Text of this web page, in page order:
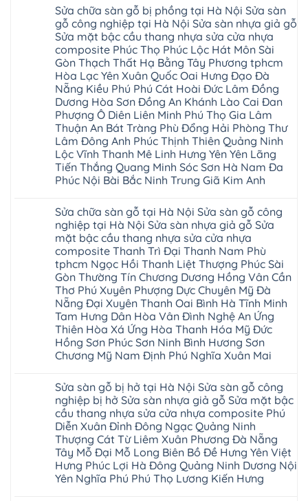
wood
đế
cao
su
IXPE
Hưng
Yên
Sài
Gòn
Ân
Thi
Hoàng
Mai
Mỹ
Hào
Tiên
Lữ
Từ
Liêm
Phù
Cừ
Thanh
Xuân
Kim
Động
Văn
Giang
Cầu
Giấy
Văn
Lâm
tphcm
Khoái
Châu
nhà
hà
nội
Ziccos
Flortex
Wilson
black
Hobi
wood
Glotex
Kosmos
Hobi
wood
Charm
wood
đế
cao
su
IXPE
Phú
Trì
Thanh
Xuân
Đoan
Hùng
Thanh
Ba
Cầu
Giấy
Hạ
Hòa
Cẩm
Khê
Tây
Hồ
Yên
Lập
Thanh
Ninh
hưng
yên
Lâm
Thao
Tam
Nông
hải
phòng
Thanh
Thủy
Tân
Hà
Nội
Sửa
sàn
giả
gỗ
cong
vênh
Sửa
mặt
bậc
cầu
thang
nhựa
sửa
cửa
nhựa
composite
tpHCM
Hoài
Đức
Bình
Dương
Thủ
Đức
Thanh
Xuân
Thái
Nguyên
Phú
Thọ
Bắc
Giang
Long
Biên
Hải
Dương
Bắc
Ninh
Gia
Lâm
Hà
Nam
Hà
Nội
Hưng
Yên
Đông
Anh
bình
luận
ở
Sửa
sàn
gỗ
bị
cong
vênh
tại
Hà
Nội
Sửa
sàn
gỗ
công
nghiệp
tại
Hà
Nội
nhựa
giả
gỗ
cong
vênh
Sửa
mặt
bậc
cầu
thang
nhựa
sửa
cửa
nhựa
composite
hoài
đức
đan
thanh
oai
ứng
hòa
long
biên
sài
gòn
đông
anh
sóc
sơn
Sửa chữa sàn gỗ bị phồng tại Hà Nội Sửa sàn
gỗ công nghiệp tại Hà Nội Sửa sàn nhựa giả gỗ
Sửa mặt bậc cầu thang nhựa sửa cửa nhựa
composite Phúc Thọ Phúc Lộc Hát Môn Sài
Gòn Thạch Thất Hạ Bằng Tây Phương tphcm
Hòa Lạc Yên Xuân Quốc Oai Hưng Đạo Đà
Nẵng Kiều Phú Phú Cát Hoài Đức Lâm Đồng
Dương Hòa Sơn Đồng An Khánh Lào Cai Đan
Phượng Ô Diên Liên Minh Phú Thọ Gia Lâm
Thuận An Bát Tràng Phù Đổng Hải Phòng Thư
Lâm Đông Anh Phúc Thịnh Thiên Quảng Ninh
Lộc Vĩnh Thanh Mê Linh Hưng Yên Yên Lãng
Tiến Thắng Quang Minh Sóc Sơn Hà Nam Đa
Phúc Nội Bài Bắc Ninh Trung Giã Kim Anh
bình
luận
ở
Sửa
chữa
sàn
gỗ
bị
phồng
tại
Hà
Nội
Sửa
sàn
gỗ
công
nghiệp
Nội
Sửa
sàn
nhựa
giả
gỗ
Sửa
mặt
bậc
cầu
thang
nhựa
Sửa chữa sàn gỗ tại Hà Nội Sửa sàn gỗ công
nghiệp tại Hà Nội Sửa sàn nhựa giả gỗ Sửa
mặt bậc cầu thang nhựa sửa cửa nhựa
composite Thanh Trì Đại Thanh Nam Phù
tphcm Ngọc Hồi Thanh Liệt Thượng Phúc Sài
Gòn Thường Tín Chương Dương Hồng Vân Cần
Thơ Phú Xuyên Phượng Dực Chuyên Mỹ Đà
Nẵng Đại Xuyên Thanh Oai Bình Hà Tĩnh Minh
Tam Hưng Dân Hòa Vân Đình Nghệ An Ứng
Thiên Hòa Xá Ứng Hòa Thanh Hóa Mỹ Đức
Hồng Sơn Phúc Sơn Ninh Bình Hương Sơn
Chương Mỹ Nam Định Phú Nghĩa Xuân Mai
bình
luận
ở
Sửa
chữa
sàn
gỗ
tại
Hà
Nội
Sửa
sàn
Sửa sàn gỗ bị hở tại Hà Nội Sửa sàn gỗ công
nghiệp bị hở Sửa sàn nhựa giả gỗ Sửa mặt bậc
cầu thang nhựa sửa cửa nhựa composite Phú
Diễn Xuân Đỉnh Đông Ngạc Quảng Ninh
Thượng Cát Từ Liêm Xuân Phương Đà Nẵng
Tây Mỗ Đại Mỗ Long Biên Bồ Đề Hưng Yên Việt
Hưng Phúc Lợi Hà Đông Quảng Ninh Dương Nội
Yên Nghĩa Phú Phú Thọ Lương Kiến Hưng